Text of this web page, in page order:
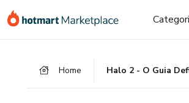
para
para
para
Home